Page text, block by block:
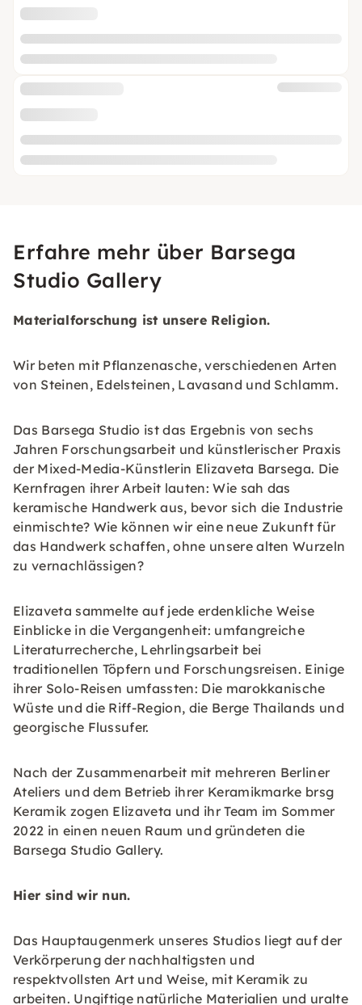
Erfahre mehr über Barsega
Studio Gallery
Materialforschung ist unsere Religion.
Wir beten mit Pflanzenasche, verschiedenen Arten
von Steinen, Edelsteinen, Lavasand und Schlamm.
Das Barsega Studio ist das Ergebnis von sechs
Jahren Forschungsarbeit und künstlerischer Praxis
der Mixed-Media-Künstlerin Elizaveta Barsega. Die
Kernfragen ihrer Arbeit lauten: Wie sah das
keramische Handwerk aus, bevor sich die Industrie
einmischte? Wie können wir eine neue Zukunft für
das Handwerk schaffen, ohne unsere alten Wurzeln
zu vernachlässigen?
Elizaveta sammelte auf jede erdenkliche Weise
Einblicke in die Vergangenheit: umfangreiche
Literaturrecherche, Lehrlingsarbeit bei
traditionellen Töpfern und Forschungsreisen. Einige
ihrer Solo-Reisen umfassten: Die marokkanische
Wüste und die Riff-Region, die Berge Thailands und
georgische Flussufer.
Nach der Zusammenarbeit mit mehreren Berliner
Ateliers und dem Betrieb ihrer Keramikmarke brsg
Keramik zogen Elizaveta und ihr Team im Sommer
2022 in einen neuen Raum und gründeten die
Barsega Studio Gallery.
Hier sind wir nun.
Das Hauptaugenmerk unseres Studios liegt auf der
Verkörperung der nachhaltigsten und
respektvollsten Art und Weise, mit Keramik zu
arbeiten. Ungiftige natürliche Materialien und uralte